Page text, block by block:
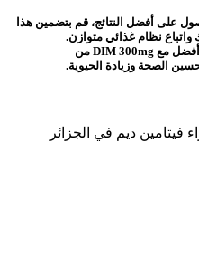
على أفضل النتائج، قم بتضمين هذا
واتباع نظام غذائي متوازن.
قم بموازنة هرموناتك من أجل صحة وأداء أفضل مع DIM 300mg من